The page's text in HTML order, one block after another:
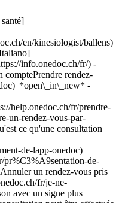
en/kinesiologist/ballens)
info.onedoc.ch/fr/) -
rendez-
*open\_in\_new* -
help.onedoc.ch/fr/prendre-
un-rendez-vous-par-
ce qu'une consultation
de-lapp-onedoc)
pr%C3%A9sentation-de-
Morges")](https://www.onedoc.ch/fr/kinesiologue/morges/pcvb2/natacha-pesenti) ### [Mme Natacha Pesenti](https://www.onedoc.ch/fr/kinesiologue/morges/pcvb2/natacha-pesenti) ![Badge indiquant un profil vérifié](https://www.onedoc.ch/assets/images/icons/checkmark.svg) [Kinésiologue](https://www.onedoc.ch/fr/kinesiologue/morges) Cabinet de Natacha Pesenti Grand-Rue 79 1110 Morges ![Mme Natacha Pesenti est affiliée au réseau ASCA](https://assets.onedoc.ch/images/networks/logos/496d325fd4282f2f0a46197dd629fd16fcd2d324839e441a2a65aaa74df08a15-small.png)![Mme Natacha Pesenti est affiliée au réseau RME](https://assets.onedoc.ch/images/networks/logos/a202aabd14cdddb5ff03205af2481fb805645ff903773c55a6c572d22f23762e-small.png) ![Icône patient avec un signe plus annonçant que le professionnel accepte de nouveaux patients](https://www.onedoc.ch/assets/images/icons/new-patients.svg)Accepte les nouveaux patients [Réserver un RDV](https://www.onedoc.ch/fr/kinesiologue/morges/pcvb2/natacha-pesenti) [![Mme Mélanie Staub, kinésiologue à Morges](https://assets.onedoc.ch/images/users/d48abf38ea04aad5d69eaba5c9779800bf0f4876c7af91b42f82c8bef534796f-small.png "Mme Mélanie Staub, kinésiologue à Morges")](https://www.onedoc.ch/fr/kinesiologue/morges/pcneu/melanie-staub) ### [Mme Mélanie Staub](https://www.onedoc.ch/fr/kinesiologue/morges/pcneu/melanie-staub) [Kinésiologue](https://www.onedoc.ch/fr/kinesiologue/morges) Espace Anahata Rue Louis de Savoie 29 1110 Morges ![Mme Mélanie Staub est affiliée au réseau ASC